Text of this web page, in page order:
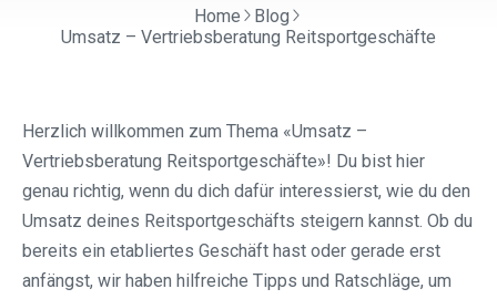
Home
Blog
Umsatz – Vertriebsberatung Reitsportgeschäfte
Herzlich willkommen zum Thema «Umsatz –
Vertriebsberatung Reitsportgeschäfte»! Du bist hier
genau richtig, wenn du dich dafür interessierst, wie du den
Umsatz deines Reitsportgeschäfts steigern kannst. Ob du
bereits ein etabliertes Geschäft hast oder gerade erst
anfängst, wir haben hilfreiche Tipps und Ratschläge, um